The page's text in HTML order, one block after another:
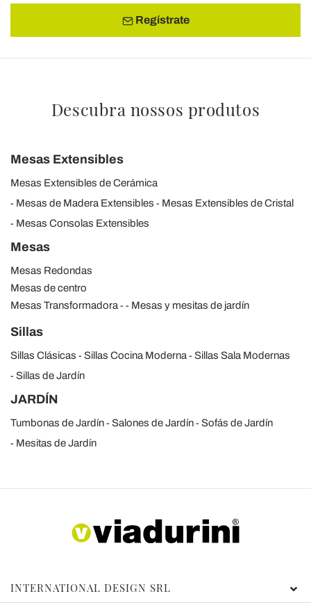
Regístrate
Descubra nossos produtos
Mesas Extensibles
Mesas Extensibles de Cerámica
Mesas de Madera Extensibles
Mesas Extensibles de Cristal
Mesas Consolas Extensibles
Mesas
Mesas Redondas
Mesas de centro
Mesas Transformadora
Mesas y mesitas de jardín
Sillas
Sillas Clásicas Sillas Cocina Moderna
Sillas Sala Modernas
Sillas de Jardín
JARDÍN
Tumbonas de Jardín Salones de Jardín
Sofás de Jardín
Mesitas de Jardín
INTERNATIONAL DESIGN SRL